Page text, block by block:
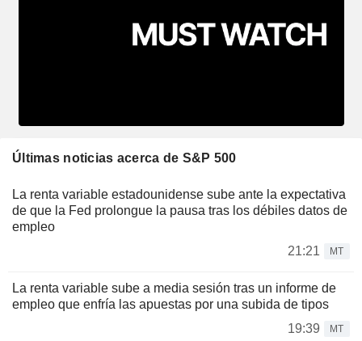
Últimas noticias acerca de S&P 500
La renta variable estadounidense sube ante la expectativa
de que la Fed prolongue la pausa tras los débiles datos de
empleo
21:21
MT
La renta variable sube a media sesión tras un informe de
empleo que enfría las apuestas por una subida de tipos
19:39
MT